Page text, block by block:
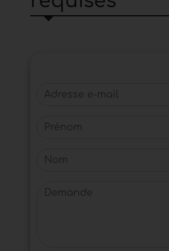
Adresse e-mail
Prénom
Nom
Demande